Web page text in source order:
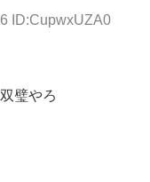
ID:CupwxUZA0
璧やろ